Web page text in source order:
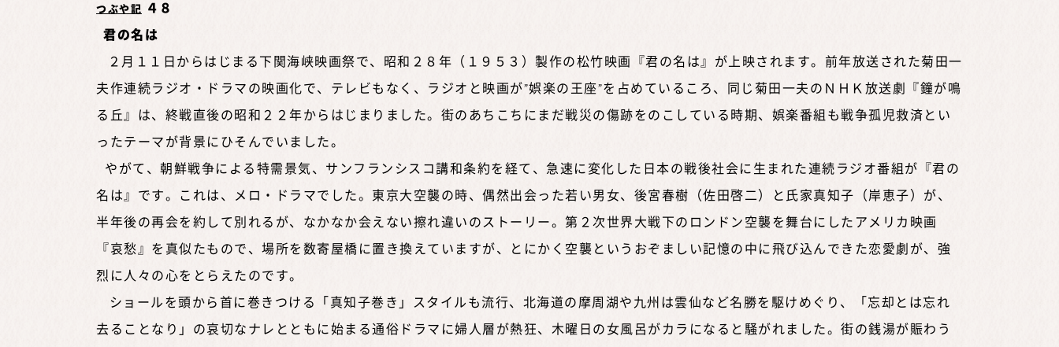
つぶや記 ４８
君の名は
２月１１日からはじまる下関海峡映画祭で、昭和２８年（１９５３）製作の松竹映画『君の名は』が上映されます。前年放送された菊田一
夫作連続ラジオ・ドラマの映画化で、テレビもなく、ラジオと映画が”娯楽の王座”を占めているころ、同じ菊田一夫のＮＨＫ放送劇『鐘が鳴
る丘』は、終戦直後の昭和２２年からはじまりました。街のあちこちにまだ戦災の傷跡をのこしている時期、娯楽番組も戦争孤児救済とい
ったテーマが背景にひそんでいました。
やがて、朝鮮戦争による特需景気、サンフランシスコ講和条約を経て、急速に変化した日本の戦後社会に生まれた連続ラジオ番組が『君の
名は』です。これは、メロ・ドラマでした。東京大空襲の時、偶然出会った若い男女、後宮春樹（佐田啓二）と氏家真知子（岸恵子）が、
半年後の再会を約して別れるが、なかなか会えない擦れ違いのストーリー。第２次世界大戦下のロンドン空襲を舞台にしたアメリカ映画
『哀愁』を真似たもので、場所を数寄屋橋に置き換えていますが、とにかく空襲というおぞましい記憶の中に飛び込んできた恋愛劇が、強
烈に人々の心をとらえたのです。
ショールを頭から首に巻きつける「真知子巻き」スタイルも流行、北海道の摩周湖や九州は雲仙など名勝を駆けめぐり、「忘却とは忘れ
去ることなり」の哀切なナレとともに始まる通俗ドラマに婦人層が熱狂、木曜日の女風呂がカラになると騒がれました。街の銭湯が賑わう